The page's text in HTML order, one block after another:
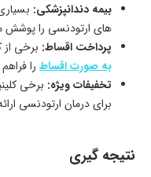
بیمه دندانپزشکی:
های ارتودنسی را پوشش
پرداخت اقساط: برخی از
به صورت اقساط را
تخفیفات ویژه: برخی
برای درمان ارتودنسی
نتیجه گیری